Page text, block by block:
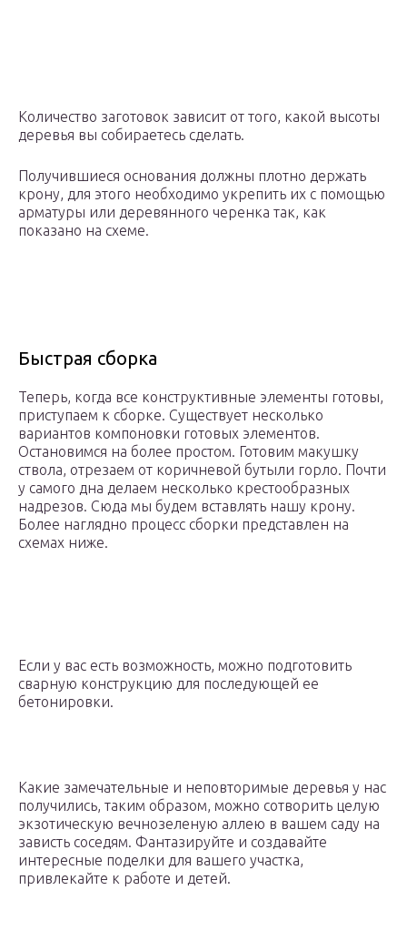
Количество заготовок зависит от того, какой высоты
деревья вы собираетесь сделать.
Получившиеся основания должны плотно держать
крону, для этого необходимо укрепить их с помощью
арматуры или деревянного черенка так, как
показано на схеме.
Быстрая сборка
Теперь, когда все конструктивные элементы готовы,
приступаем к сборке. Существует несколько
вариантов компоновки готовых элементов.
Остановимся на более простом. Готовим макушку
ствола, отрезаем от коричневой бутыли горло. Почти
у самого дна делаем несколько крестообразных
надрезов. Сюда мы будем вставлять нашу крону.
Более наглядно процесс сборки представлен на
схемах ниже.
Если у вас есть возможность, можно подготовить
сварную конструкцию для последующей ее
бетонировки.
Какие замечательные и неповторимые деревья у нас
получились, таким образом, можно сотворить целую
экзотическую вечнозеленую аллею в вашем саду на
зависть соседям. Фантазируйте и создавайте
интересные поделки для вашего участка,
привлекайте к работе и детей.